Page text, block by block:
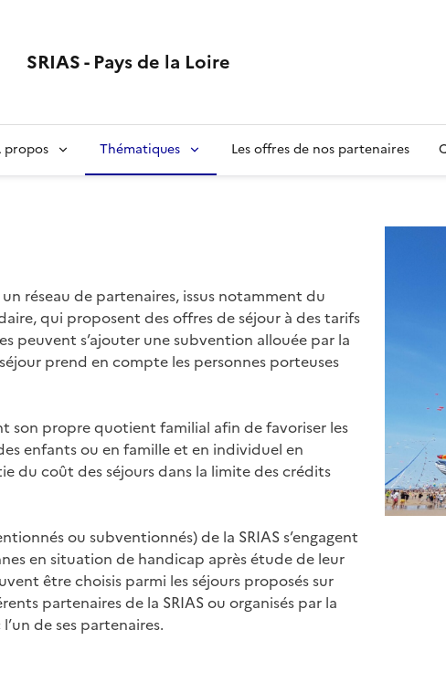
SRIAS - Pays de la Loire
propos Thématiques Les offres de nos partenaires
un réseau de partenaires, issus notamment du
qui proposent des offres de séjour à des tarifs
peuvent s’ajouter une subvention allouée par la
prend en compte les personnes porteuses
son propre quotient familial afin de favoriser les
enfants ou en famille et en individuel en
du coût des séjours dans la limite des crédits
ou subventionnés) de la SRIAS s’engagent
en situation de handicap après étude de leur
être choisis parmi les séjours proposés sur
partenaires de la SRIAS ou organisés par la
de ses partenaires.